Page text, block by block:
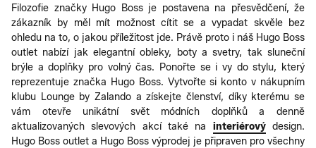
Filozofie značky Hugo Boss je postavena na přesvědčení, že
zákazník by měl mít možnost cítit se a vypadat skvěle bez
ohledu na to, o jakou příležitost jde. Právě proto i náš Hugo Boss
outlet nabízí jak elegantní obleky, boty a svetry, tak sluneční
brýle a doplňky pro volný čas. Ponořte se i vy do stylu, který
reprezentuje značka Hugo Boss. Vytvořte si konto v nákupním
klubu Lounge by Zalando a získejte členství, díky kterému se
vám otevře unikátní svět módních doplňků a denně
aktualizovaných slevových akcí také na interiérovýdesign.
Hugo Boss outlet a Hugo Boss výprodej je připraven pro všechny